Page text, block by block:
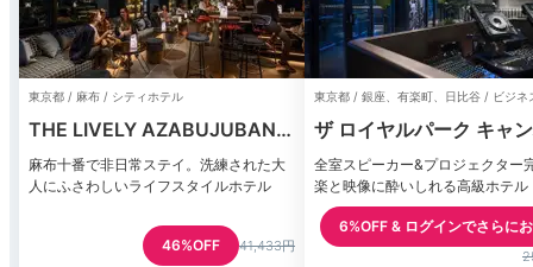
東京都 / 麻布 / シティホテル
THE LIVELY AZABUJUBAN
TOKYO
麻布十番で非日常ステイ。洗練された大
人にふさわしいライフスタイルホテル
46%OFF 41,433円
東京都 / 銀座、有楽町、日比谷 / ビジネ
ザ ロイヤルパーク キャ
銀座コリドー
全室スピーカー&プロジェクター
楽と映像に酔いしれる高級ホテル
6%OFF & ログインでさらに